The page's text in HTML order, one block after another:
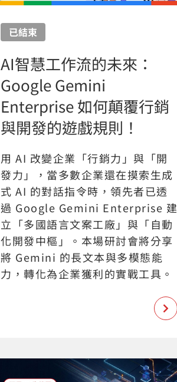
已結束
AI智慧工作流的未來：
Google Gemini
Enterprise 如何顛覆行銷
與開發的遊戲規則！
用 AI 改變企業「行銷力」與「開
發力」，當多數企業還在摸索生成
式 AI 的對話指令時，領先者已透
過 Google Gemini Enterprise 建
立「多國語言文案工廠」與「自動
化開發中樞」。本場研討會將分享
將 Gemini 的長文本與多模態能
力，轉化為企業獲利的實戰工具。